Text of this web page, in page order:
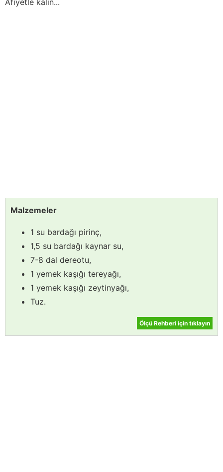
Malzemeler
1 su bardağı pirinç,
1,5 su bardağı kaynar su,
7-8 dal dereotu,
1 yemek kaşığı tereyağı,
1 yemek kaşığı zeytinyağı,
Tuz.
Ölçü Rehberi için tıklayın